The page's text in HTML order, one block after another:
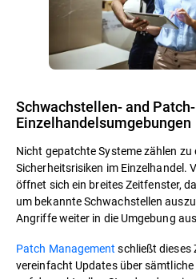
Schwachstellen- and
Einzelhandelsumgebungen
Nicht gepatchte Systeme zählen zu
Sicherheitsrisiken im Einzelhandel.
öffnet sich ein breites Zeitfenster,
um bekannte Schwachstellen
Angriffe weiter in die Umgebung
Patch Management schließt dieses
vereinfacht Updates über